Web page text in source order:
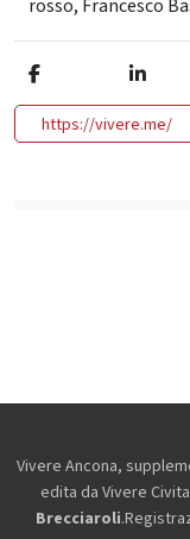
rosso, Francesco
https://vivere.me/
Vivere Ancona,
edita da Vivere
Brecciaroli